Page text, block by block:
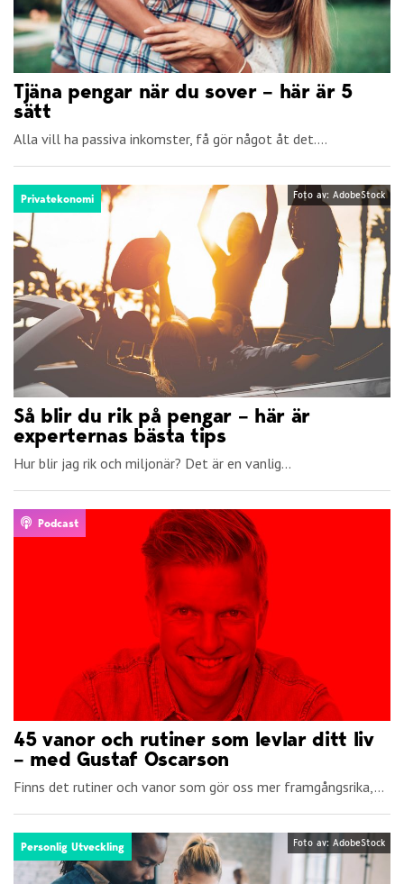
Tjäna pengar när du sover – här är 5
sätt
Alla vill ha passiva inkomster, få gör något åt det....
Privatekonomi Foto av: AdobeStock
Så blir du rik på pengar – här är
experternas bästa tips
Hur blir jag rik och miljonär? Det är en vanlig...
Podcast
45 vanor och rutiner som levlar ditt liv
– med Gustaf Oscarson
Finns det rutiner och vanor som gör oss mer framgångsrika,...
Personlig Utveckling Foto av: AdobeStock